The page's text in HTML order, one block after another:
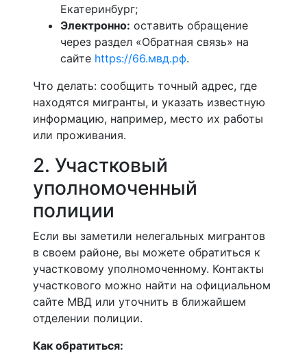
Екатеринбург;
Электронно: оставить обращение
через раздел «Обратная связь» на
сайте https://66.мвд.рф.
Что делать: сообщить точный адрес, где
находятся мигранты, и указать известную
информацию, например, место их работы
или проживания.
2. Участковый
уполномоченный
полиции
Если вы заметили нелегальных мигрантов
в своем районе, вы можете обратиться к
участковому уполномоченному. Контакты
участкового можно найти на официальном
сайте МВД или уточнить в ближайшем
отделении полиции.
Как обратиться: